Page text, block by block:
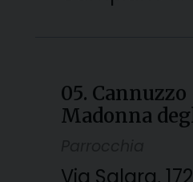
05. Cannuzzo
Madonna